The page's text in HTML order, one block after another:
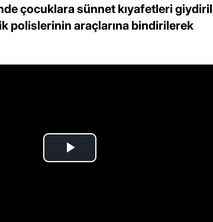
çocuklara sünnet kıyafetleri
polislerinin araçlarına bindirilerek